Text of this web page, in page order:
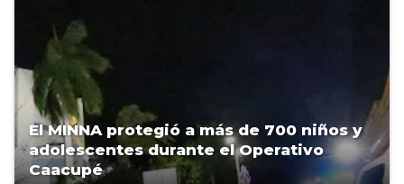
El MINNA protegió a más de 700 niños y
adolescentes durante el Operativo
Caacupé